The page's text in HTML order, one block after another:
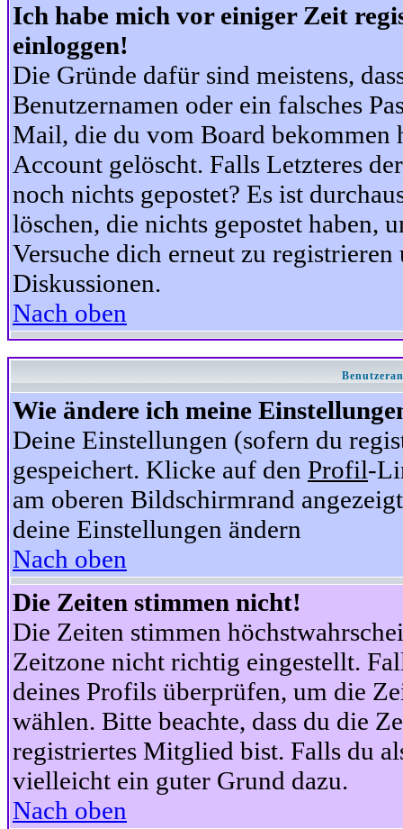
Ich habe mich vor einiger Zeit
einloggen!
Die Gründe dafür sind meistens,
Benutzernamen oder ein falsches
Mail, die du vom Board bekommen
Account gelöscht. Falls Letzteres
noch nichts gepostet? Es ist
löschen, die nichts gepostet haben,
Versuche dich erneut zu
Diskussionen.
Nach oben
Wie ändere ich meine
Deine Einstellungen (sofern du
gespeichert. Klicke auf den Profil-
am oberen Bildschirmrand
deine Einstellungen ändern
Nach oben
Die Zeiten stimmen nicht!
Die Zeiten stimmen
Zeitzone nicht richtig eingestellt.
deines Profils überprüfen, um die
wählen. Bitte beachte, dass du die
registriertes Mitglied bist. Falls du
vielleicht ein guter Grund dazu.
Nach oben